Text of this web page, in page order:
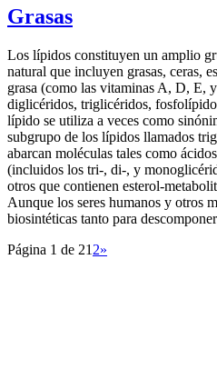
Grasas
Los lípidos constituyen un amplio
natural que incluyen grasas, ceras,
grasa (como las vitaminas A, D, E,
diglicéridos, triglicéridos,
lípido se utiliza a veces como
subgrupo de los lípidos llamados
abarcan moléculas tales como
(incluidos los tri-, di-, y
otros que contienen esterol-
Aunque los seres humanos y otros
biosintéticas tanto para
Página 1 de 21 2»